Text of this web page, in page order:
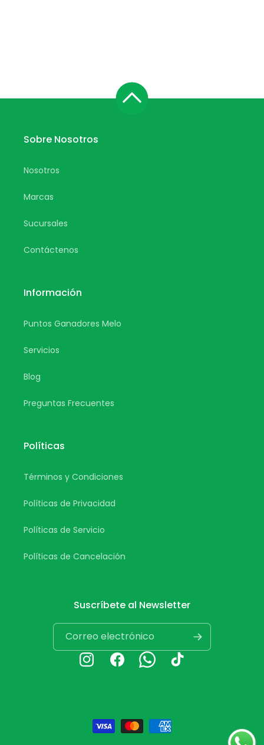
Sobre Nosotros
Nosotros
Marcas
Sucursales
Contáctenos
Información
Puntos Ganadores Melo
Servicios
Blog
Preguntas Frecuentes
Políticas
Términos y Condiciones
Políticas de Privacidad
Políticas de Servicio
Políticas de Cancelación
Suscríbete al Newsletter
Correo electrónico
InstagramFacebookWhatsappTikTok
Formas
de